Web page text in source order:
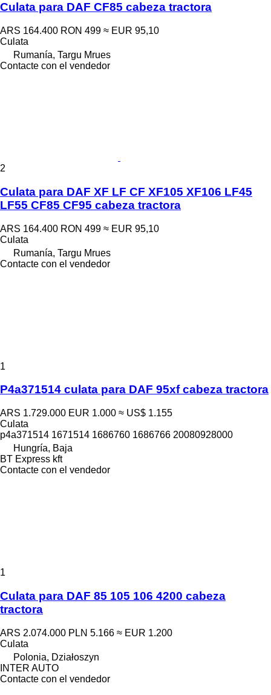
Culata para DAF CF85 cabeza tractora
ARS 164.400 RON 499 ≈ EUR 95,10
Culata
Rumanía, Targu Mrues
Contacte con el vendedor
2
Culata para DAF XF LF CF XF105 XF106 LF45
LF55 CF85 CF95 cabeza tractora
ARS 164.400 RON 499 ≈ EUR 95,10
Culata
Rumanía, Targu Mrues
Contacte con el vendedor
1
P4a371514 culata para DAF 95xf cabeza tractora
ARS 1.729.000 EUR 1.000 ≈ US$ 1.155
Culata
p4a371514 1671514 1686760 1686766 20080928000
Hungría, Baja
BT Express kft
Contacte con el vendedor
1
Culata para DAF 85 105 106 4200 cabeza
tractora
ARS 2.074.000 PLN 5.166 ≈ EUR 1.200
Culata
Polonia, Działoszyn
INTER AUTO
Contacte con el vendedor